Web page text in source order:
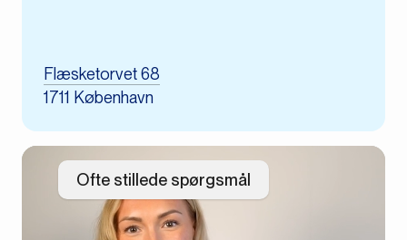
Flæsketorvet 68
1711 København
Ofte stillede spørgsmål